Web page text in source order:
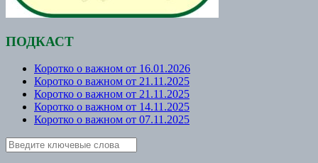
ПОДКАСТ
Коротко о важном от 16.01.2026
Коротко о важном от 21.11.2025
Коротко о важном от 21.11.2025
Коротко о важном от 14.11.2025
Коротко о важном от 07.11.2025